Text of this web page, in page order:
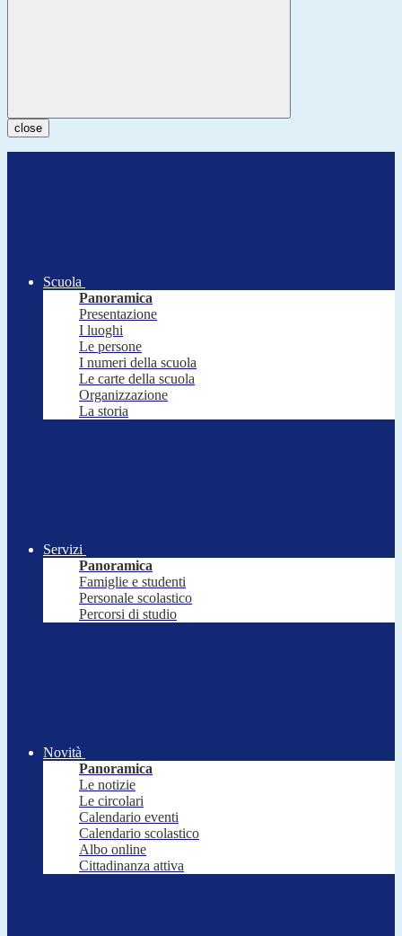
close
Scuola
Panoramica
Presentazione
I luoghi
Le persone
I numeri della scuola
Le carte della scuola
Organizzazione
La storia
Servizi
Panoramica
Famiglie e studenti
Personale scolastico
Percorsi di studio
Novità
Panoramica
Le notizie
Le circolari
Calendario eventi
Calendario scolastico
Albo online
Cittadinanza attiva